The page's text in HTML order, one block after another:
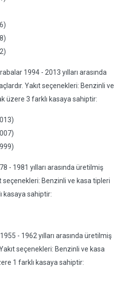
1994 - 2013 yılları arasında
Yakıt seçenekleri: Benzinli ve
üzere 3 farklı kasaya sahiptir:
- 1981 yılları arasında üretilmiş
seçenekleri: Benzinli ve kasa tipleri
kasaya sahiptir:
- 1962 yılları arasında üretilmiş
seçenekleri: Benzinli ve kasa
1 farklı kasaya sahiptir: